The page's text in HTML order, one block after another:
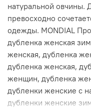
натуральной овчины.
превосходно
одежды. MONDIAL
дубленка женская
женская, дубленка
дубленка женская,
женщин, дубленка
дубленки женские с
дубленки женские